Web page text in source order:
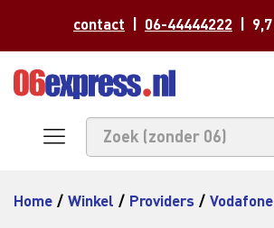
contact 06-44444222 | 9,7
Home / Winkel / Providers / Vodafone